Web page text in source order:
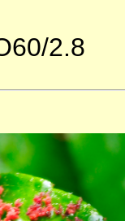
2.8